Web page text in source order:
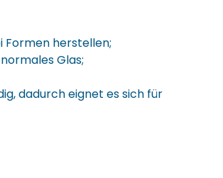
Formen herstellen;
Glas;
dadurch eignet es sich für